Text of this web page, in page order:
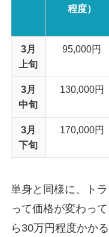
程度）
3月
上旬
95,000円
3月
中旬
130,000円
3月
下旬
170,000円
単身と同様に、ト
って価格が変わっ
ら30万円程度かか